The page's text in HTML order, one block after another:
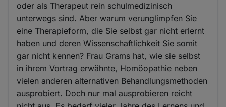
oder als Therapeut rein schulmedizinisch
unterwegs sind. Aber warum verunglimpfen Sie
eine Therapieform, die Sie selbst gar nicht erlernt
haben und deren Wissenschaftlichkeit Sie somit
gar nicht kennen? Frau Grams hat, wie sie selbst
in ihrem Vortrag erwähnte, Homöopathie neben
vielen anderen alternativen Behandlungsmethoden
ausprobiert. Doch nur mal ausprobieren reicht